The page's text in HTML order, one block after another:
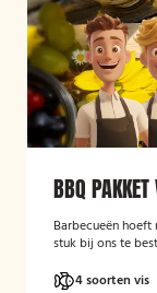
BBQ
Barbecueën
stuk bij ons te
4 soorten vis